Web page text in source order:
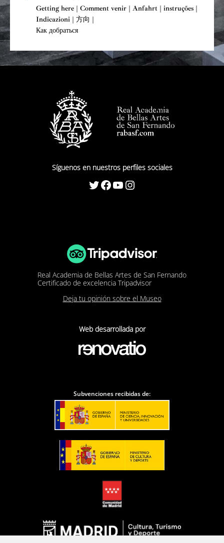
Getting here | Comment venir | Anfahrt | instruções |
Indicazioni | 方向 |
Как добраться
Síguenos en nuestros perfiles sociales
Twitter Facebook YouTube Instagram
Real Academia de Bellas Artes de San Fernando
Certificado de excelencia Tripadvisor
Deja tu opinión sobre el Museo
Web desarrollada por
Subvenciones recibidas de: